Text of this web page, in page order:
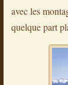
avec les
quelque part